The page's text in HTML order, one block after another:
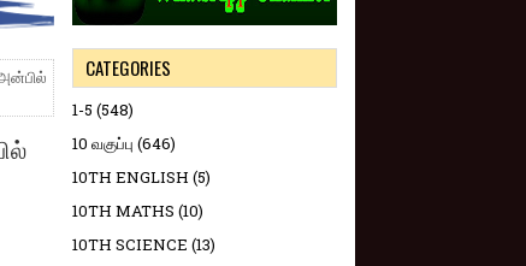
CATEGORIES
1-5 (548)
10 வகுப்பு (646)
10TH ENGLISH (5)
10TH MATHS (10)
10TH SCIENCE (13)